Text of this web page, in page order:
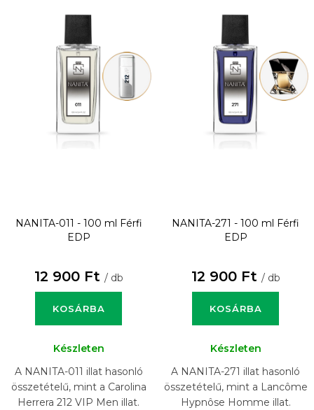
NANITA-011 - 100 ml
Férfi
EDP
12 900 Ft / db
KOSÁRBA
Készleten
A NANITA-011 illat hasonló
összetételű, mint a Carolina
Herrera 212 VIP Men illat.
NANITA-271 - 100 ml
Férfi
EDP
12 900 Ft / db
KOSÁRBA
Készleten
A NANITA-271 illat hasonló
összetételű, mint a Lancôme
Hypnôse Homme illat.